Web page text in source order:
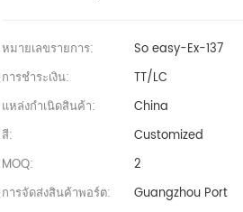
หมายเลขรายการ:
So easy-Ex-137
การชำระเงิน:
TT/LC
แหล่งกำเนิดสินค้า:
China
สี:
Customized
MOQ:
2
การจัดส่งสินค้าพอร์ต:
Guangzhou Port